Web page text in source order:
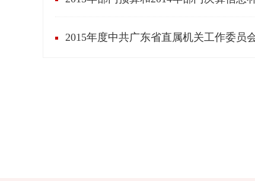
2015年度中共广东省直属机关工作委员